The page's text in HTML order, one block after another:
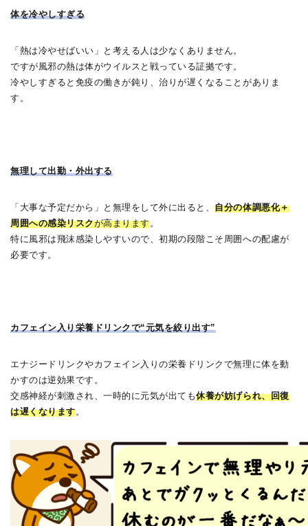
体を冷やしすぎる
「熱は冷やせばいい」と考える人は少なくありません。
ですが風邪の熱は体がウイルスと戦っている証拠です。
冷やしすぎると免疫の働きが鈍り、治りが遅くなることがありま
す。
無理して出勤・外出する
「大事な予定だから」と無理をして外に出ると、自分の体調悪化＋
周囲への感染リスクが高まります。
特に風邪は飛沫感染しやすいので、初期の段階こそ周囲への配慮が
必要です。
カフェイン入り栄養ドリンクで“元気を絞り出す”
エナジードリンクやカフェイン入りの栄養ドリンクで無理に体を動
かすのは逆効果です。
交感神経が刺激され、一時的に元気が出ても休養が妨げられ、回復
は遅くなります。